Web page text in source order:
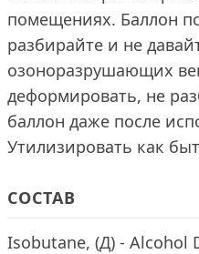
помещениях. Баллон
разбирайте и не
озоноразрушающих
деформировать, не
баллон даже после
Утилизировать как
СОСТАВ
Isobutane, (Д) - Alcohol